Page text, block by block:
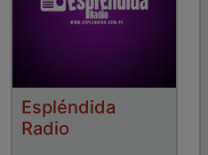
Espléndida
Radio